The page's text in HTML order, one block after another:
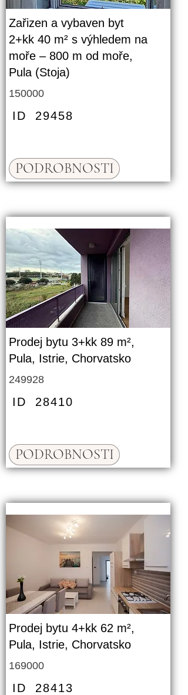
Zařizen a vybaven byt
2+kk 40 m² s výhledem na
moře – 800 m od moře,
Pula (Stoja)
150000
ID 29458
PODROBNOSTI
Prodej bytu 3+kk 89 m²,
Pula, Istrie, Chorvatsko
249928
ID 28410
PODROBNOSTI
Prodej bytu 4+kk 62 m²,
Pula, Istrie, Chorvatsko
169000
ID 28413